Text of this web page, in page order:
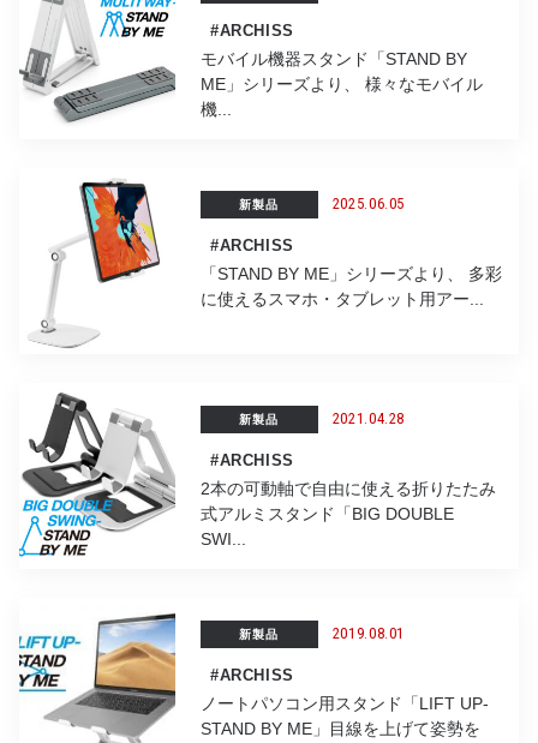
#ARCHISS
モバイル機器スタンド「STAND BY
ME」シリーズより、 様々なモバイル
機...
新製品 2025.06.05
#ARCHISS
「STAND BY ME」シリーズより、 多彩
に使えるスマホ・タブレット用アー...
新製品 2021.04.28
#ARCHISS
2本の可動軸で自由に使える折りたたみ
式アルミスタンド「BIG DOUBLE
SWI...
新製品 2019.08.01
#ARCHISS
ノートパソコン用スタンド「LIFT UP-
STAND BY ME」目線を上げて姿勢を